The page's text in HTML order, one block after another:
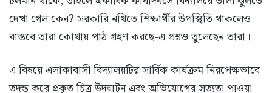
দেখা গেল কেন? সরকারি নথিতে শিক্ষার্থীর উপস্থিতি থাকলেও
বাস্তবে তারা কোথায় পাঠ গ্রহণ করছে-এ প্রশ্নও তুলেছেন তারা।
এ বিষয়ে এলাকাবাসী বিদ্যালয়টির সার্বিক কার্যক্রম নিরপেক্ষভাবে
তদন্ত করে প্রকৃত চিত্র উদ্ঘাটন এবং অভিযোগের সত্যতা পাওয়া